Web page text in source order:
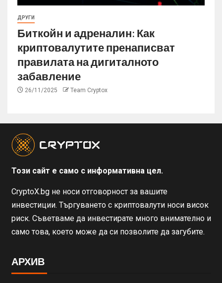
ДРУГИ
Биткойн и адреналин: Как
криптовалутите пренаписват
правилата на дигиталното
забавление
26/11/2025 Team Cryptox
Този сайт е само с информативна цел.
CryptoX.bg не носи отговорност за вашите
инвестиции. Търгуването с криптовалути носи висок
риск. Съветваме да инвестирате много внимателно и
само това, което може да си позволите да загубите.
АРХИВ